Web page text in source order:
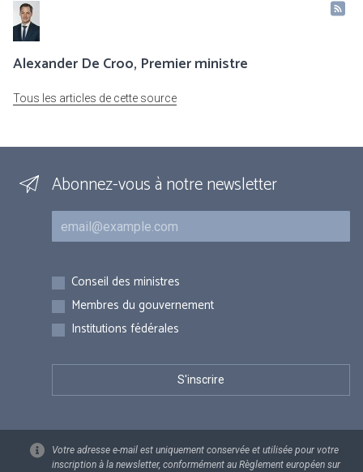
Alexander De Croo, Premier ministre
Tous les articles de cette source
Abonnez-vous à notre newsletter
Courriel
Inscriptions
Conseil des ministres
Membres du gouvernement
Institutions fédérales
Votre adresse e-mail est uniquement conservée et utilisée pour votre
inscription à la newsletter, conformément au Règlement européen sur